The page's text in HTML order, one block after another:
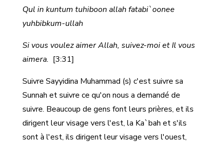
Qul in kuntum tuhiboon allah fatabi`oonee
yuhbibkum-ullah
Si vous voulez aimer Allah, suivez-moi et Il vous
aimera. [3:31]
Suivre Sayyidina Muhammad (s) c'est suivre sa
Sunnah et suivre ce qu'on nous a demandé de
suivre. Beaucoup de gens font leurs prières, et ils
dirigent leur visage vers l'est, la Ka`bah et s'ils
sont à l'est, ils dirigent leur visage vers l'ouest,